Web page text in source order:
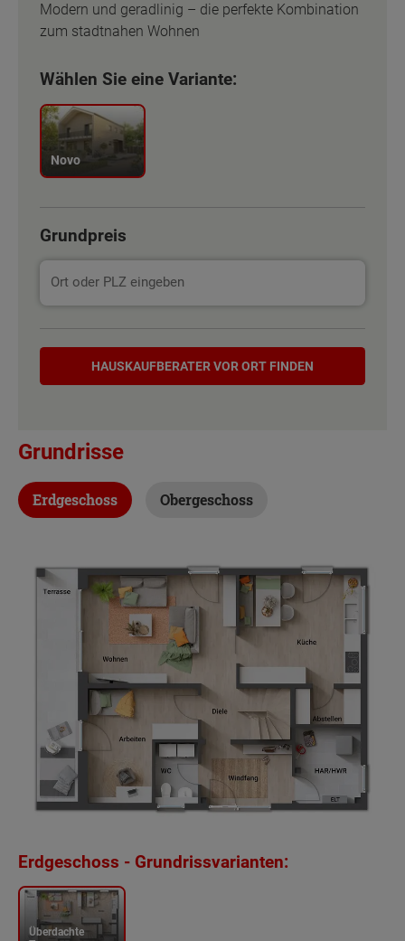
Modern und geradlinig – die perfekte Kombination
zum stadtnahen Wohnen
Wählen Sie eine Variante:
Novo
Grundpreis
Hauskaufberater
HAUSKAUF­BERATER VOR ORT FINDEN
Grundrisse
Erdgeschoss Obergeschoss
Erdgeschoss - Grundrissvarianten:
Überdachte